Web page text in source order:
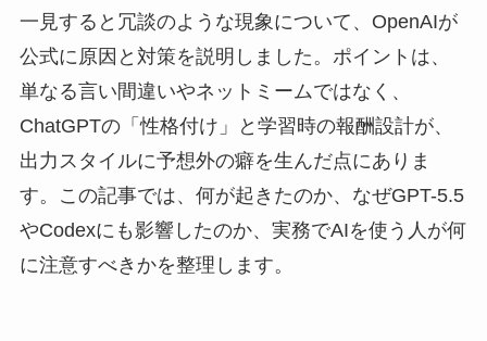
一見すると冗談のような現象について、OpenAIが
公式に原因と対策を説明しました。ポイントは、
単なる言い間違いやネットミームではなく、
ChatGPTの「性格付け」と学習時の報酬設計が、
出力スタイルに予想外の癖を生んだ点にありま
す。この記事では、何が起きたのか、なぜGPT-5.5
やCodexにも影響したのか、実務でAIを使う人が何
に注意すべきかを整理します。